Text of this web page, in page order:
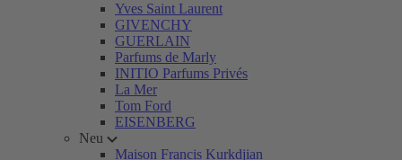
Yves Saint Laurent
GIVENCHY
GUERLAIN
Parfums de Marly
INITIO Parfums Privés
La Mer
Tom Ford
EISENBERG
Neu
Maison Francis Kurkdjian